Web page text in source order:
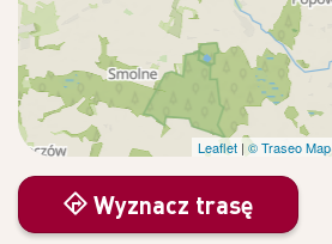
Leaflet | © Traseo Map
Wyznacz trasę